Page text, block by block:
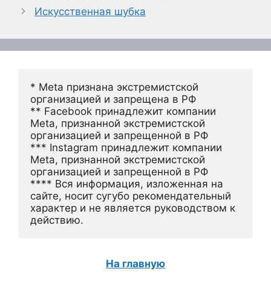
Искусственная шубка
* Meta признана экстремистской
организацией и запрещена в РФ
** Facebook принадлежит компании
Meta, признанной экстремистской
организацией и запрещенной в РФ
*** Instagram принадлежит компании
Meta, признанной экстремистской
организацией и запрещенной в РФ
**** Вся информация, изложенная на
сайте, носит сугубо рекомендательный
характер и не является руководством к
действию.
На главную